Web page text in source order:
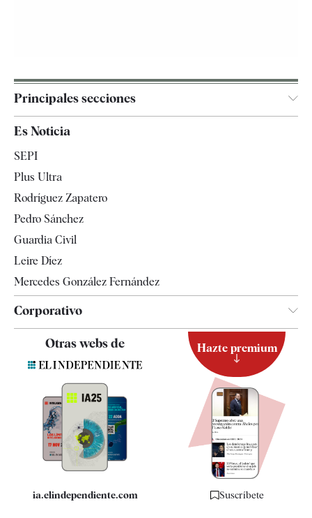
Principales secciones
España
Televisión
Es Noticia
SEPI
Plus Ultra
Rodríguez Zapatero
Pedro Sánchez
Guardia Civil
Leire Díez
Mercedes González Fernández
Corporativo
Contacto
Quiénes somos
Especificaciones
Otras webs de
ia.elindependiente.com
Hazte premium
Suscríbete